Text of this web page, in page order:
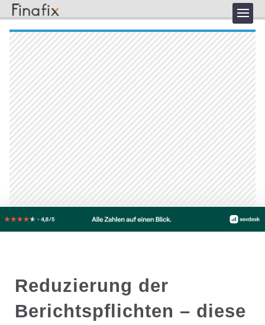
Reduzierung der
Berichtspflichten – diese